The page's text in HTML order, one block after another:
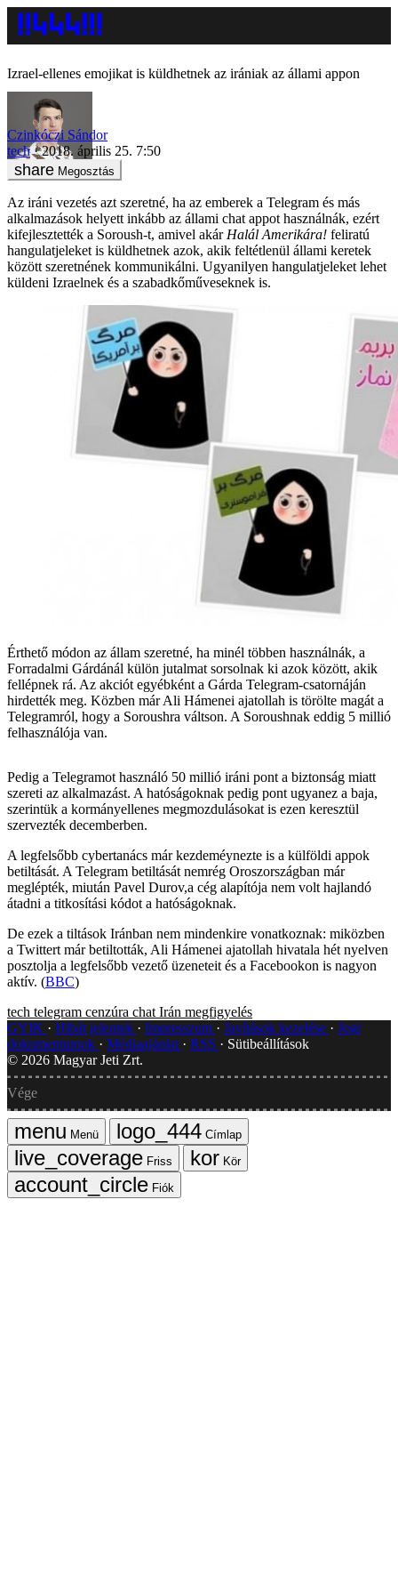
Izrael-ellenes emojikat is küldhetnek az irániak az állami appon
Czinkóczi Sándor
tech
2018. április 25. 7:50
Megosztás
Az iráni vezetés azt szeretné, ha az emberek a Telegram és más
alkalmazások helyett inkább az állami chat appot használnák, ezért
kifejlesztették a Soroush-t, amivel akár Halál Amerikára! feliratú
hangulatjeleket is küldhetnek azok, akik feltétlenül állami keretek
között szeretnének kommunikálni. Ugyanilyen hangulatjeleket lehet
küldeni Izraelnek és a szabadkőműveseknek is.
Érthető módon az állam szeretné, ha minél többen használnák, a
Forradalmi Gárdánál külön jutalmat sorsolnak ki azok között, akik
fellépnek rá. Az akciót egyébként a Gárda Telegram-csatornáján
hirdették meg. Közben már Ali Hámenei ajatollah is törölte magát a
Telegramról, hogy a Soroushra váltson. A Soroushnak eddig 5 millió
felhasználója van.
Pedig a Telegramot használó 50 millió iráni pont a biztonság miatt
szereti az alkalmazást. A hatóságoknak pedig pont ugyanez a baja,
szerintük a kormányellenes megmozdulásokat is ezen keresztül
szervezték decemberben.
A legfelsőbb cybertanács már kezdeméynezte is a külföldi appok
betiltását. A Telegram betiltását nemrég Oroszországban már
meglépték, miután Pavel Durov,a cég alapítója nem volt hajlandó
átadni a titkosítási kódot a hatóságoknak.
De ezek a tiltások Iránban nem mindenkire vonatkoznak: miközben
a Twittert már betiltották, Ali Hámenei ajatollah hivatala hét nyelven
posztolja a legfelsőbb vezető üzeneteit és a Facebookon is nagyon
aktív. (BBC)
tech telegram cenzúra chat Irán megfigyelés
GYIK
Hibát jelentek Impresszum Javítások kezelése
Jogi
dokumentumok
Médiaajánlat RSS
Sütibeállítások
© 2026 Magyar Jeti Zrt.
Vége
Menü
Címlap
Friss
Kör
Fiók